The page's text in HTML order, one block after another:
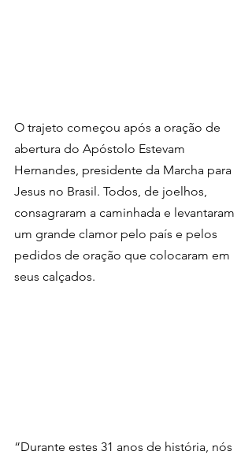
O trajeto começou após a oração de
abertura do Apóstolo Estevam
Hernandes, presidente da Marcha para
Jesus no Brasil. Todos, de joelhos,
consagraram a caminhada e levantaram
um grande clamor pelo país e pelos
pedidos de oração que colocaram em
seus calçados.
“Durante estes 31 anos de história, nós